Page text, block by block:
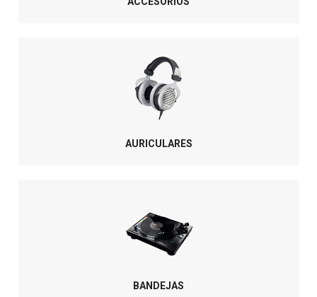
AURICULARES
BANDEJAS